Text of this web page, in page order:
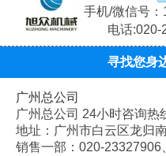
手机/微信号
电话:020-
寻找您身
广州总公司
广州总公司 24小时咨询热
地址：广州市白云区龙归
销售一部：020-23327906